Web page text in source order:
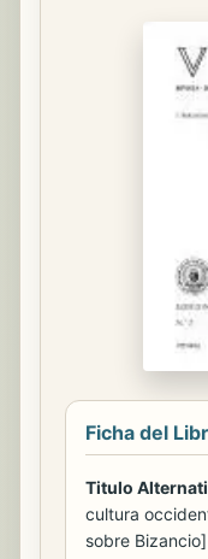
Ficha del
Titulo
cultura
sobre Bizancio]